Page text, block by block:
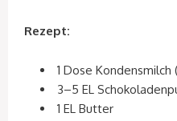
Rezept:
1 Dose
3–5 EL
1 EL Butter